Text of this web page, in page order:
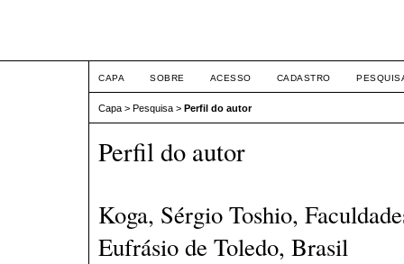
CAPA SOBRE ACESSO CADASTRO
Capa > Pesquisa > Perfil do autor
Perfil do autor
Koga, Sérgio Toshio,
Eufrásio de Toledo, Brasil